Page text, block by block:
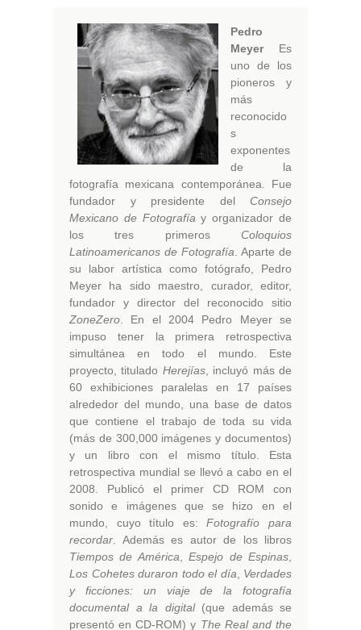
Pedro
MeyerEs
uno de los
pioneros y
más
reconocido
s
exponentes
de la
fotografía mexicana contemporánea. Fue
fundador y presidente del Consejo
Mexicano de Fotografía y organizador de
los tres primeros Coloquios
Latinoamericanos de Fotografía . Aparte de
su labor artística como fotógrafo, Pedro
Meyer ha sido maestro, curador, editor,
fundador y director del reconocido sitio
ZoneZero . En el 2004 Pedro Meyer se
impuso tener la primera retrospectiva
simultánea en todo el mundo. Este
proyecto, titulado Herejías, incluyó más de
60 exhibiciones paralelas en 17 países
alrededor del mundo, una base de datos
que contiene el trabajo de toda su vida
(más de 300,000 imágenes y documentos)
y un libro con el mismo título. Esta
retrospectiva mundial se llevó a cabo en el
2008. Publicó el primer CD ROM con
sonido e imágenes que se hizo en el
mundo, cuyo título es:Fotografío para
recordar . Además es autor de los libros
Tiempos de América ,Espejo de Espinas
Los Cohetes duraron todo el día
Verdades
y ficciones: un viaje de la fotografía
documental a la digital(que además se
presentó en CD-ROM) y The Real and the